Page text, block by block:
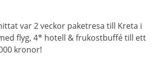
var 2 veckor paketresa till Kreta i
flyg, 4* hotell & frukostbuffé till ett
kronor!